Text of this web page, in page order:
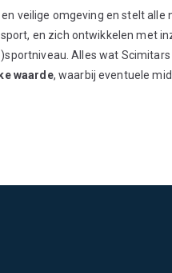
veilige omgeving en stelt
en zich ontwikkelen met
Alles wat
waarde, waarbij eventuele